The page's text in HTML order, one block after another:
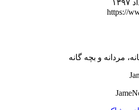
https://
مردانه و بچه گانه